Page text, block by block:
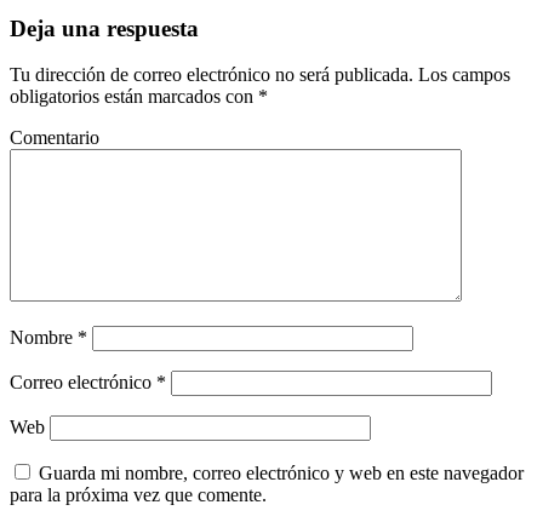
Deja una respuesta
Tu dirección de correo electrónico no será publicada. Los campos
obligatorios están marcados con *
Comentario
Nombre *
Correo electrónico *
Web
Guarda mi nombre, correo electrónico y web en este navegador
para la próxima vez que comente.